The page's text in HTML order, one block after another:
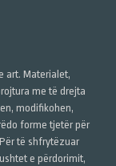
art. Materialet,
me të drejta
modifikohen,
forme tjetër për
të shfrytëzuar
e përdorimit,